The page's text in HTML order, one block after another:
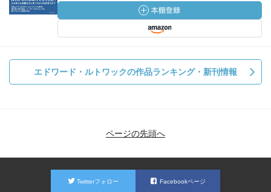
エドワード・ルトワックの作品ランキング・新刊情報
ページの先頭へ
Twitterフォロー Facebookページ